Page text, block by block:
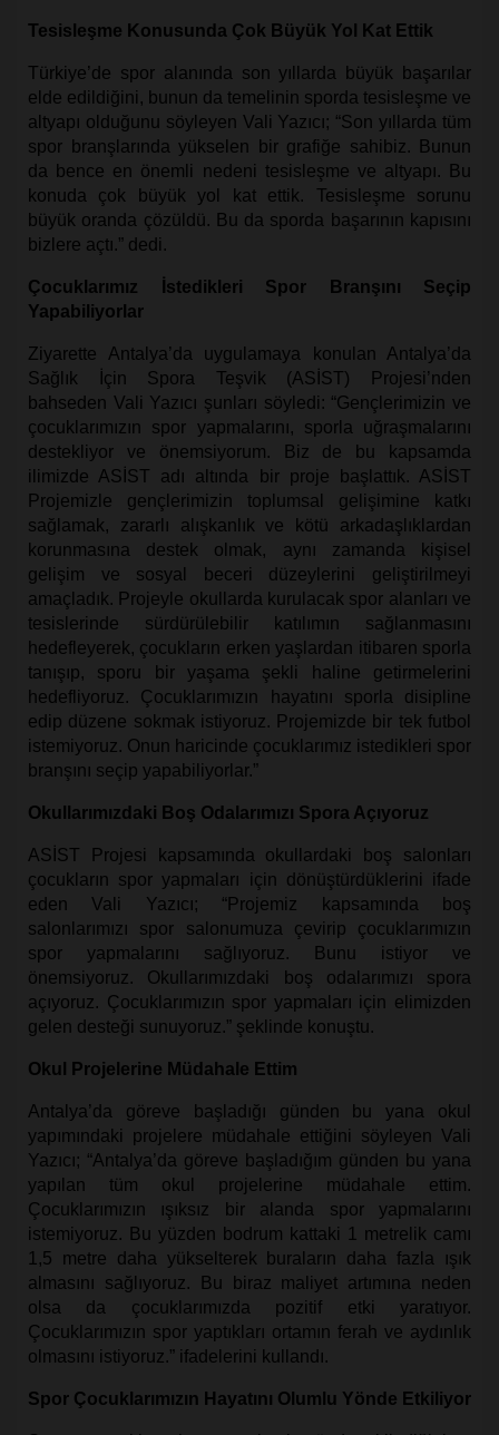
Tesisleşme Konusunda Çok Büyük Yol Kat Ettik
Türkiye’de spor alanında son yıllarda büyük başarılar
elde edildiğini, bunun da temelinin sporda tesisleşme ve
altyapı olduğunu söyleyen Vali Yazıcı; “Son yıllarda tüm
spor branşlarında yükselen bir grafiğe sahibiz. Bunun
da bence en önemli nedeni tesisleşme ve altyapı. Bu
konuda çok büyük yol kat ettik. Tesisleşme sorunu
büyük oranda çözüldü. Bu da sporda başarının kapısını
bizlere açtı.” dedi.
Çocuklarımız İstedikleri Spor Branşını Seçip
Yapabiliyorlar
Ziyarette Antalya’da uygulamaya konulan Antalya’da
Sağlık İçin Spora Teşvik (ASİST) Projesi’nden
bahseden Vali Yazıcı şunları söyledi: “Gençlerimizin ve
çocuklarımızın spor yapmalarını, sporla uğraşmalarını
destekliyor ve önemsiyorum. Biz de bu kapsamda
ilimizde ASİST adı altında bir proje başlattık. ASİST
Projemizle gençlerimizin toplumsal gelişimine katkı
sağlamak, zararlı alışkanlık ve kötü arkadaşlıklardan
korunmasına destek olmak, aynı zamanda kişisel
gelişim ve sosyal beceri düzeylerini geliştirilmeyi
amaçladık. Projeyle okullarda kurulacak spor alanları ve
tesislerinde sürdürülebilir katılımın sağlanmasını
hedefleyerek, çocukların erken yaşlardan itibaren sporla
tanışıp, sporu bir yaşama şekli haline getirmelerini
hedefliyoruz. Çocuklarımızın hayatını sporla disipline
edip düzene sokmak istiyoruz. Projemizde bir tek futbol
istemiyoruz. Onun haricinde çocuklarımız istedikleri spor
branşını seçip yapabiliyorlar.”
Okullarımızdaki Boş Odalarımızı Spora Açıyoruz
ASİST Projesi kapsamında okullardaki boş salonları
çocukların spor yapmaları için dönüştürdüklerini ifade
eden Vali Yazıcı; “Projemiz kapsamında boş
salonlarımızı spor salonumuza çevirip çocuklarımızın
spor yapmalarını sağlıyoruz. Bunu istiyor ve
önemsiyoruz. Okullarımızdaki boş odalarımızı spora
açıyoruz. Çocuklarımızın spor yapmaları için elimizden
gelen desteği sunuyoruz.” şeklinde konuştu.
Okul Projelerine Müdahale Ettim
Antalya’da göreve başladığı günden bu yana okul
yapımındaki projelere müdahale ettiğini söyleyen Vali
Yazıcı; “Antalya’da göreve başladığım günden bu yana
yapılan tüm okul projelerine müdahale ettim.
Çocuklarımızın ışıksız bir alanda spor yapmalarını
istemiyoruz. Bu yüzden bodrum kattaki 1 metrelik camı
1,5 metre daha yükselterek buraların daha fazla ışık
almasını sağlıyoruz. Bu biraz maliyet artımına neden
olsa da çocuklarımızda pozitif etki yaratıyor.
Çocuklarımızın spor yaptıkları ortamın ferah ve aydınlık
olmasını istiyoruz.” ifadelerini kullandı.
Spor Çocuklarımızın Hayatını Olumlu Yönde Etkiliyor